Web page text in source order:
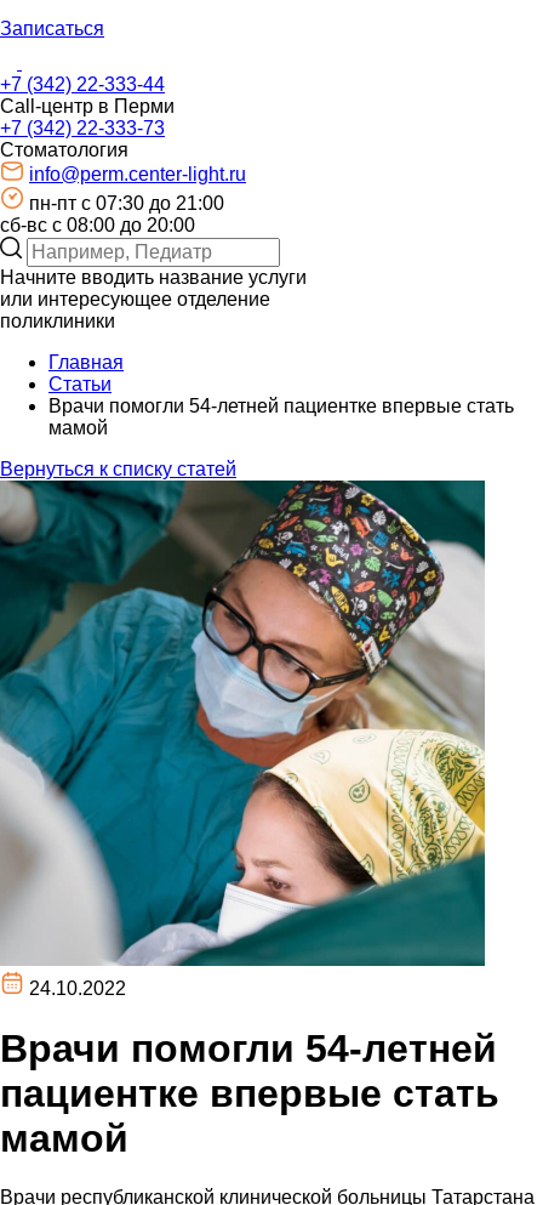
Записаться
+7 (342) 22-333-44
Call-центр в Перми
+7 (342) 22-333-73
Стоматология
info@perm.center-light.ru
пн-пт c 07:30 до 21:00
сб-вс с 08:00 до 20:00
Начните вводить название услуги
или интересующее отделение
поликлиники
Главная
Статьи
Врачи помогли 54-летней пациентке впервые стать
мамой
Вернуться к списку статей
24.10.2022
Врачи помогли 54-летней
пациентке впервые стать
мамой
Врачи республиканской клинической больницы Татарстана